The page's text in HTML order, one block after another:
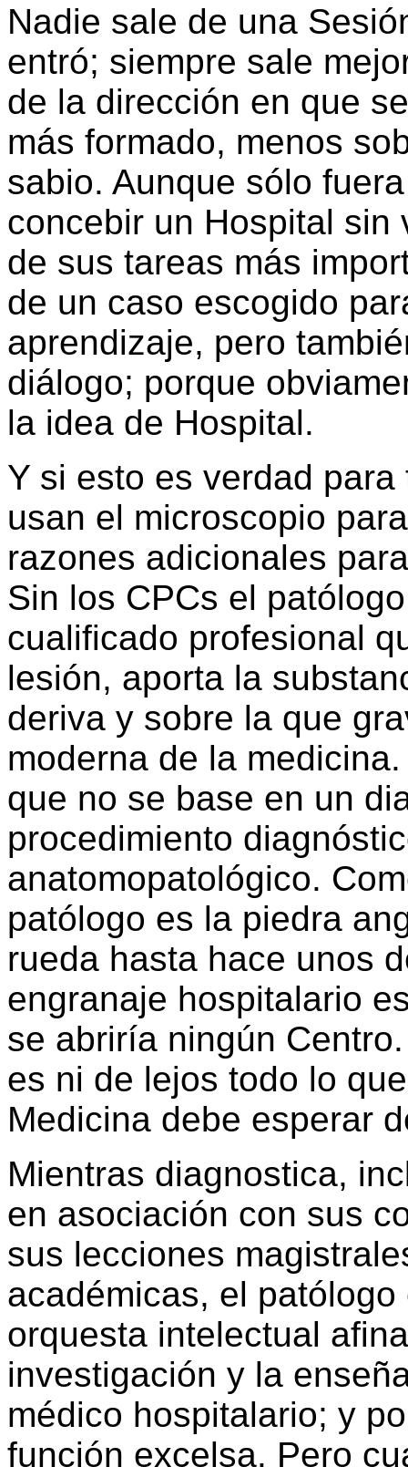
Nadie sale de una
entró; siempre sale
de la dirección en que
más formado, menos
sabio. Aunque sólo
concebir un Hospital sin
de sus tareas más
de un caso escogido
aprendizaje, pero
diálogo; porque
la idea de Hospital.
Y si esto es verdad
usan el microscopio
razones adicionales
Sin los CPCs el
cualificado profesional
lesión, aporta la
deriva y sobre la que
moderna de la
que no se base en un
procedimiento
anatomopatológico.
patólogo es la piedra
rueda hasta hace unos
engranaje hospitalario
se abriría ningún
es ni de lejos todo lo
Medicina debe esperar
Mientras diagnostica,
en asociación con sus
sus lecciones
académicas, el
orquesta intelectual
investigación y la
médico hospitalario; y
función excelsa. Pero